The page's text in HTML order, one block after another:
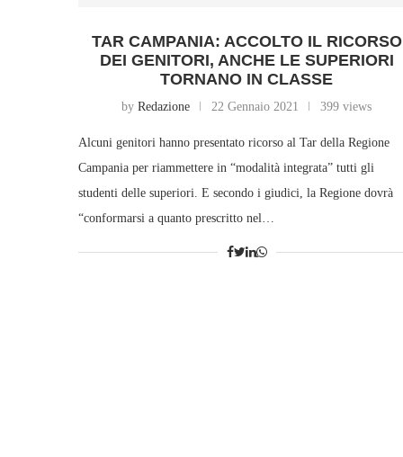
TAR CAMPANIA: ACCOLTO IL RICORSO
DEI GENITORI, ANCHE LE SUPERIORI
TORNANO IN CLASSE
byRedazione 22 Gennaio 2021 399 views
Alcuni genitori hanno presentato ricorso al Tar della Regione
Campania per riammettere in “modalità integrata” tutti gli
studenti delle superiori. E secondo i giudici, la Regione dovrà
“conformarsi a quanto prescritto nel…